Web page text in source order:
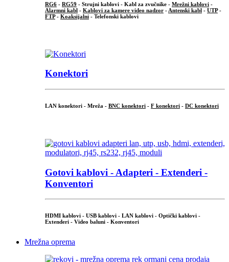
RG6 - RG59 - Strujni kablovi - Kabl za zvučnike - Mrežni kablovi -
Alarmni kabl - Kablovi za kamere video nadzor - Antenski kabl - UTP-
FTP- Koaksijalni - Telefonski kablovi
Konektori
LAN konektori - Mreža - BNC konektori - F konektori - DC konektori
Gotovi kablovi - Adapteri - Extenderi -
Konventori
HDMI kablovi - USB kablovi - LAN kablovi - Optički kablovi -
Extenderi - Video baluni - Konventori
Mrežna oprema